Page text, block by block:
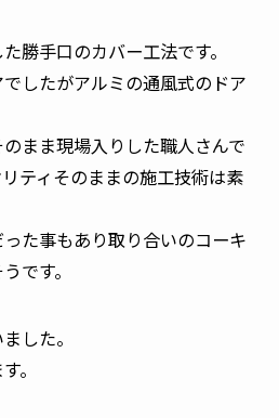
勝手口のカバー工法です。
したがアルミの通風式のドア
まま現場入りした職人さんで
ティそのままの施工技術は素
た事もあり取り合いのコーキ
です。
した。
。